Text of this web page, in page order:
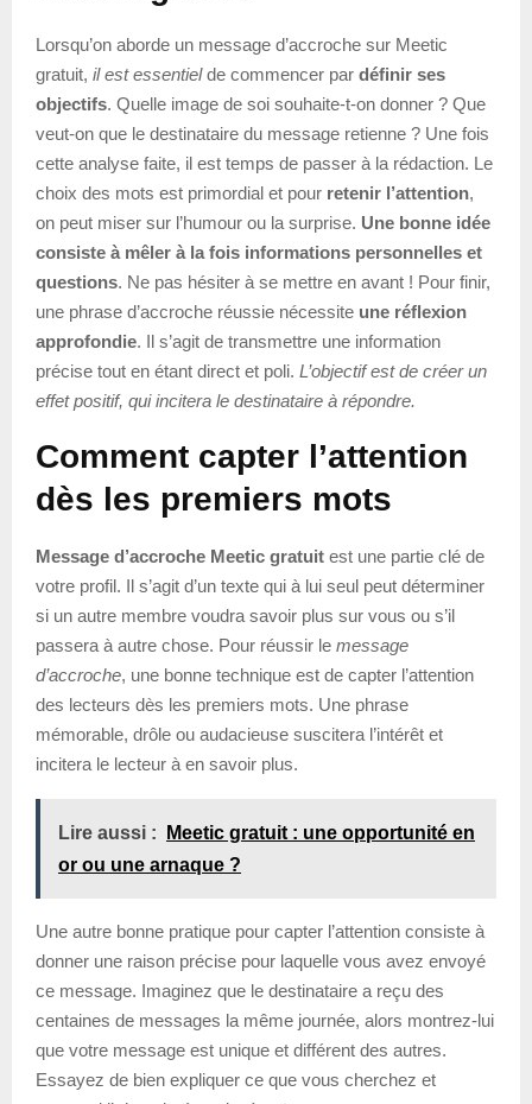
Lorsqu’on aborde un message d’accroche sur Meetic
gratuit, il est essentielde commencer par définir ses
objectifs. Quelle image de soi souhaite-t-on donner ? Que
veut-on que le destinataire du message retienne ? Une fois
cette analyse faite, il est temps de passer à la rédaction. Le
choix des mots est primordial et pour retenir l’attention,
on peut miser sur l’humour ou la surprise. Une bonne idée
consiste à mêler à la fois informations personnelles et
questions. Ne pas hésiter à se mettre en avant ! Pour finir,
une phrase d’accroche réussie nécessite une réflexion
approfondie. Il s’agit de transmettre une information
précise tout en étant direct et poli. L’objectif est de créer un
effet positif, qui incitera le destinataire à répondre.
Comment capter l’attention
dès les premiers mots
Message d’accroche Meetic gratuit est une partie clé de
votre profil. Il s’agit d’un texte qui à lui seul peut déterminer
si un autre membre voudra savoir plus sur vous ou s’il
passera à autre chose. Pour réussir le message
d’accroche, une bonne technique est de capter l’attention
des lecteurs dès les premiers mots. Une phrase
mémorable, drôle ou audacieuse suscitera l’intérêt et
incitera le lecteur à en savoir plus.
Lire aussi :
Meetic gratuit : une opportunité en
or ou une arnaque ?
Une autre bonne pratique pour capter l’attention consiste à
donner une raison précise pour laquelle vous avez envoyé
ce message. Imaginez que le destinataire a reçu des
centaines de messages la même journée, alors montrez-lui
que votre message est unique et différent des autres.
Essayez de bien expliquer ce que vous cherchez et